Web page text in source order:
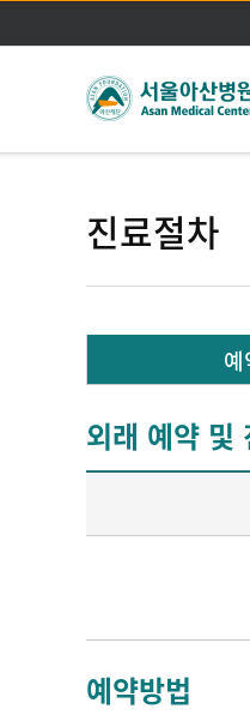
진료절차
외래 예약 및
예약방법